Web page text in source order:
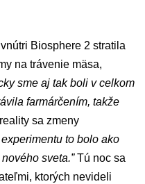
Biosphere 2 stratila
na trávenie mäsa,
sme aj tak boli v celkom
farmárčením, takže
sa zmeny
to bolo ako
sveta.”Tú noc sa
ktorých nevideli